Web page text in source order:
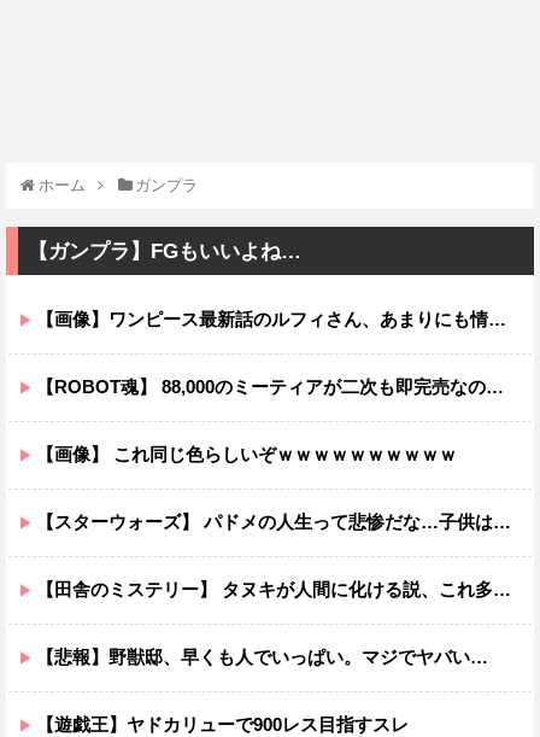
ホーム ガンプラ
【ガンプラ】FGもいいよね…
【画像】ワンピース最新話のルフィさん、あまりにも情けなさ過ぎて炎上ｗｗｗｗ
【ROBOT魂】 88,000のミーティアが二次も即完売なの大人気すぎる…
【画像】 これ同じ色らしいぞｗｗｗｗｗｗｗｗｗｗ
【スターウォーズ】 パドメの人生って悲惨だな…子供は遺せたけど
【田舎のミステリー】 タヌキが人間に化ける説、これ多分マジ
【悲報】野獣邸、早くも人でいっぱい。マジでヤバい…
【遊戯王】ヤドカリューで900レス目指すスレ